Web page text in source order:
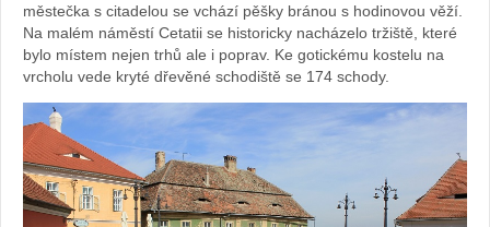
městečka s citadelou se vchází pěšky bránou s hodinovou věží.
Na malém náměstí Cetatii se historicky nacházelo tržiště, které
bylo místem nejen trhů ale i poprav. Ke gotickému kostelu na
vrcholu vede kryté dřevěné schodiště se 174 schody.